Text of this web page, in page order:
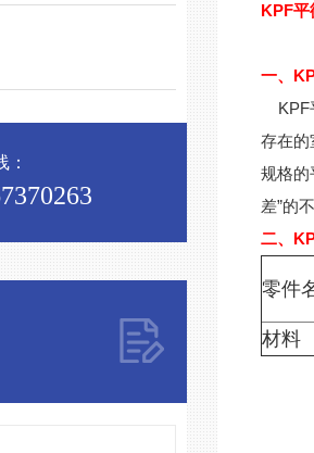
：
KPF平
一、
KPF
存在的
规格的
差”的
二、
零件
材料